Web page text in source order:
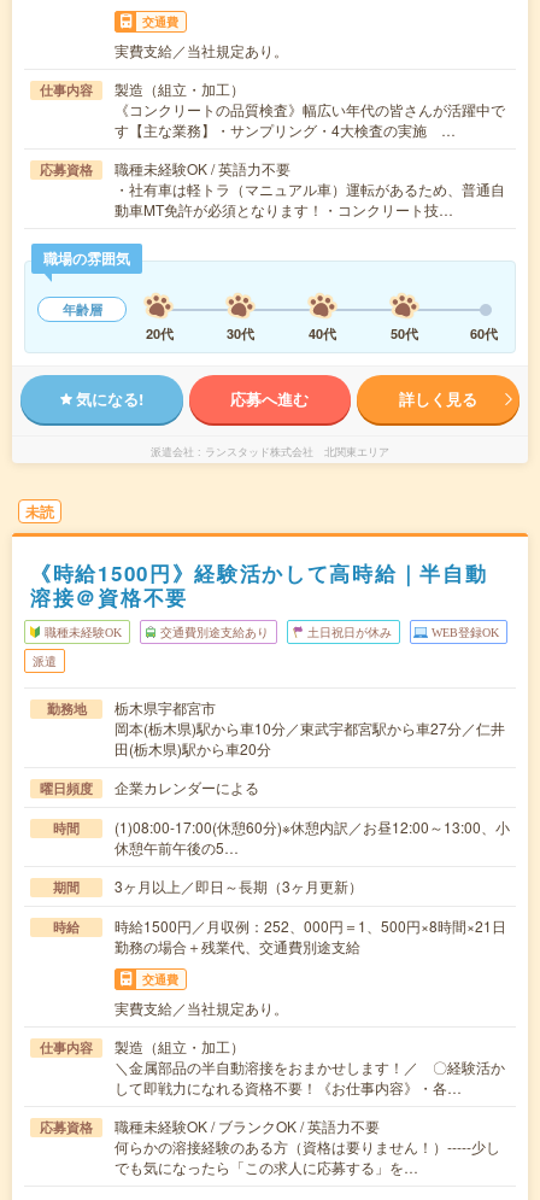
交通費
実費支給／当社規定あり。
仕事内容
製造（組立・加工）
《コンクリートの品質検査》幅広い年代の皆さんが活躍中で
す【主な業務】・サンプリング・4大検査の実施 …
応募資格
職種未経験OK / 英語力不要
・社有車は軽トラ（マニュアル車）運転があるため、普通自
動車MT免許が必須となります！・コンクリート技…
職場の雰囲気
年齢層
20代
30代 40代 50代 60代
気になる! 応募へ進む 詳しく見る
派遣会社 ランスタッド株式会社 北関東エリア
未読
《時給1500円》経験活かして高時給｜半自動
溶接＠資格不要
職種未経験OK 交通費別途支給あり 土日祝日が休み WEB登録OK
派遣
勤務地
栃木県宇都宮市
岡本(栃木県)駅から車10分／東武宇都宮駅から車27分／仁井
田(栃木県)駅から車20分
曜日頻度 企業カレンダーによる
時間
(1)08:00-17:00(休憩60分)※休憩内訳／お昼12:00～13:00、小
休憩午前午後の5…
期間 3ヶ月以上／即日～長期（3ヶ月更新）
時給
時給1500円／月収例：252、000円＝1、500円×8時間×21日
勤務の場合＋残業代、交通費別途支給
交通費
実費支給／当社規定あり。
仕事内容
製造（組立・加工）
＼金属部品の半自動溶接をおまかせします！／ 〇経験活か
して即戦力になれる資格不要！《お仕事内容》・各…
応募資格
職種未経験OK / ブランクOK / 英語力不要
何らかの溶接経験のある方（資格は要りません！）-----少し
でも気になったら「この求人に応募する」を…